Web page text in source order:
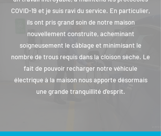
COVID-19 et je suis ravi du service. En particulier,
ils ont pris grand soin de notre maison
nouvellement construite, acheminant
soigneusement le câblage et minimisant le
nombre de trous requis dans la cloison sèche. Le
fait de pouvoir recharger notre véhicule
électrique à la maison nous apporte désormais
une grande tranquillité d'esprit.